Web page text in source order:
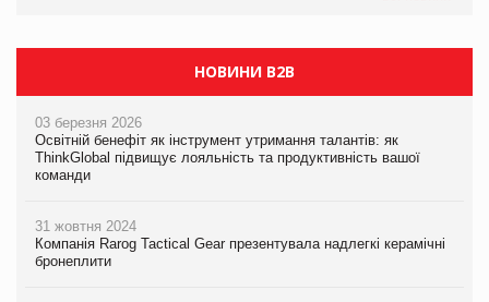
НОВИНИ B2B
03 березня 2026
Освітній бенефіт як інструмент утримання талантів: як
ThinkGlobal підвищує лояльність та продуктивність вашої
команди
31 жовтня 2024
Компанія Rarog Tactical Gear презентувала надлегкі керамічні
бронеплити